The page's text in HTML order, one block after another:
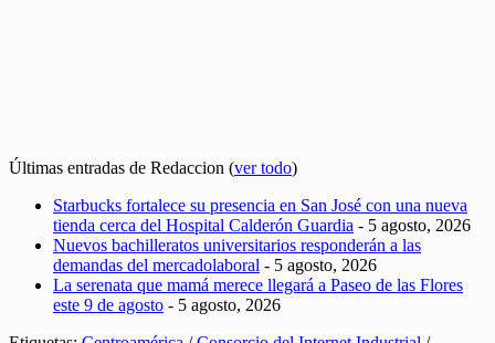
Últimas entradas de Redaccion (ver todo)
Starbucks fortalece su presencia en San José con una nueva
tienda cerca del Hospital Calderón Guardia - 5 agosto, 2026
Nuevos bachilleratos universitarios responderán a las
demandas del mercadolaboral - 5 agosto, 2026
La serenata que mamá merece llegará a Paseo de las Flores
este 9 de agosto - 5 agosto, 2026